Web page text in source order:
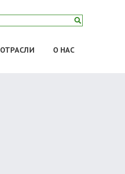
ОТРАСЛИ О НАС